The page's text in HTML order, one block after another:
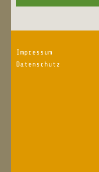
Impressum
Datenschutz